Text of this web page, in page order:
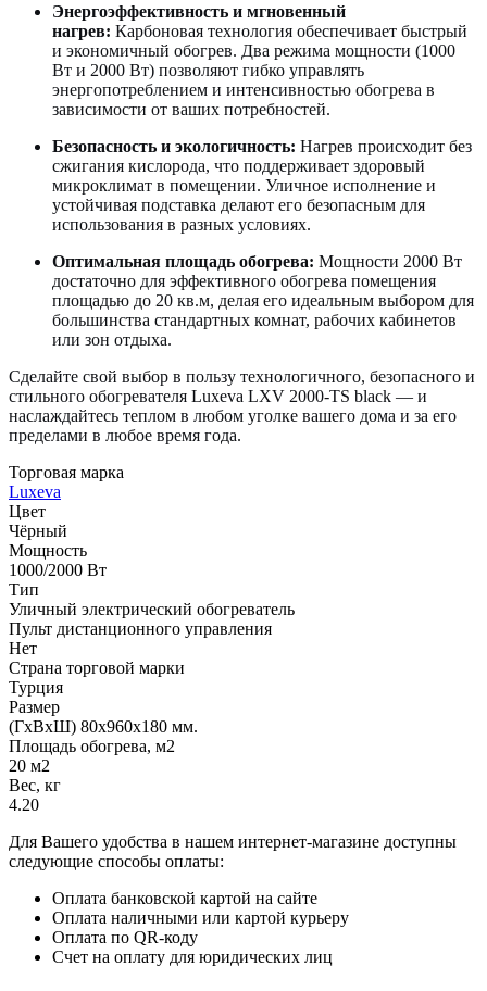
Энергоэффективность и мгновенный
нагрев: Карбоновая технология обеспечивает быстрый
и экономичный обогрев. Два режима мощности (1000
Вт и 2000 Вт) позволяют гибко управлять
энергопотреблением и интенсивностью обогрева в
зависимости от ваших потребностей.
Безопасность и экологичность: Нагрев происходит без
сжигания кислорода, что поддерживает здоровый
микроклимат в помещении. Уличное исполнение и
устойчивая подставка делают его безопасным для
использования в разных условиях.
Оптимальная площадь обогрева: Мощности 2000 Вт
достаточно для эффективного обогрева помещения
площадью до 20 кв.м, делая его идеальным выбором для
большинства стандартных комнат, рабочих кабинетов
или зон отдыха.
Сделайте свой выбор в пользу технологичного, безопасного и
стильного обогревателя Luxeva LXV 2000-TS black — и
наслаждайтесь теплом в любом уголке вашего дома и за его
пределами в любое время года.
Торговая марка
Luxeva
Цвет
Чёрный
Мощность
1000/2000 Вт
Тип
Уличный электрический обогреватель
Пульт дистанционного управления
Нет
Страна торговой марки
Турция
Размер
(ГxВxШ) 80x960x180 мм.
Площадь обогрева, м2
20 м2
Вес, кг
4.20
Для Вашего удобства в нашем интернет-магазине доступны
следующие способы оплаты:
Оплата банковской картой на сайте
Оплата наличными или картой курьеру
Оплата по QR-коду
Счет на оплату для юридических лиц